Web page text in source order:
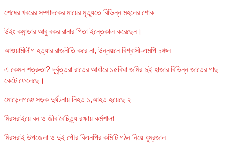
শেষের খবরের সম্পাদকের মায়ের মৃত্যুতে বিভিন্ন মহলের শোক
উইং কমান্ডার আবু বকর রানার পিতা ইন্তেকাল করেছেন।
আওয়ামীলীগ হত্যার রাজনীতি করে না, উন্নয়নে বিশ্বাসী-এমপি চঞ্চল
এ কেমন শত্রুতা? দূর্বৃত্তরা রাতের আধাঁরে ১৫বিঘা জমির দুই হাজার বিভিন্ন জাতের গাছ
কেটে ফেলেছে।
মোড়েলগঞ্জে সড়ক দুর্ঘটনায় নিহত ১,আহত হয়েছে ২
মিরসরাইয়ে বন ও জীব বৈচিত্র্য রক্ষায় কর্মশালা
মিরসরাই উপজেলা ও দুই পৌর বিএনপির কমিটি গঠন নিয়ে ধুম্রজাল